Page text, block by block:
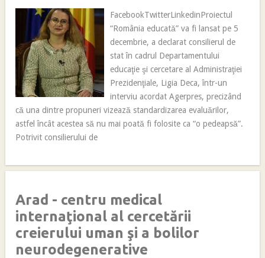
FacebookTwitterLinkedinProiectul
“România educată” va fi lansat pe 5
decembrie, a declarat consilierul de
stat în cadrul Departamentului
educaţie şi cercetare al Administraţiei
Prezidenţiale, Ligia Deca, într-un
interviu acordat Agerpres, precizând
că una dintre propuneri vizează standardizarea evaluărilor,
astfel încât acestea să nu mai poată fi folosite ca “o pedeapsă”.
Potrivit consilierului de
Arad - centru medical
internaţional al cercetării
creierului uman şi a bolilor
neurodegenerative